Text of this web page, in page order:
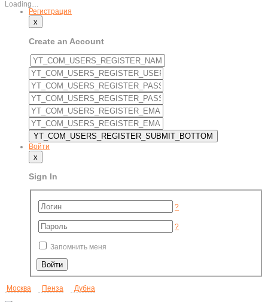
Регистрация
x
Create an Account
Войти
x
Sign In
?
?
Запомнить меня
Москва Пенза Дубна
Loading…